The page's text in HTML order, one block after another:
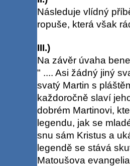
Následuje vlídný
ropuše, která však
III.)
Na závěr úvaha
" .... Asi žádný jiný
svatý Martin s
každoročně slaví
dobrém Martinovi,
legendu, jak se
snu sám Kristus a
legendě se stává
Matoušova